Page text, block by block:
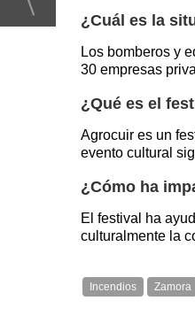
¿Cuál es la
Los bomberos y
30 empresas
¿Qué es el
Agrocuir es un
evento cultural
¿Cómo ha
El festival ha
culturalmente la
Incendios Zamora